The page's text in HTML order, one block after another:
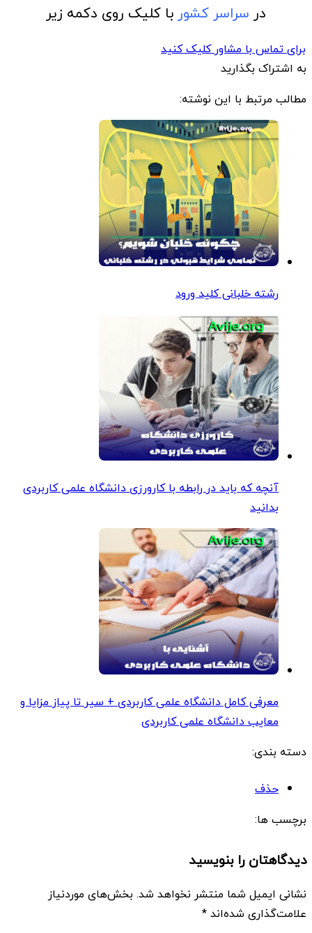
در سراسر کشوربا کلیک روی دکمه زیر
برای تماس با مشاور کلیک کنید
به اشتراک بگذارید
مطالب مرتبط با این نوشته:
رشته خلبانی کلید ورود
آنچه که باید در رابطه با کارورزی دانشگاه علمی کاربردی
بدانید
معرفی کامل دانشگاه علمی کاربردی + سیر تا پیاز مزایا و
معایب دانشگاه علمی کاربردی
دسته بندی:
حذف
برچسب ها:
دیدگاهتان را بنویسید
نشانی ایمیل شما منتشر نخواهد شد. بخش‌های موردنیاز
علامت‌گذاری شده‌اند*